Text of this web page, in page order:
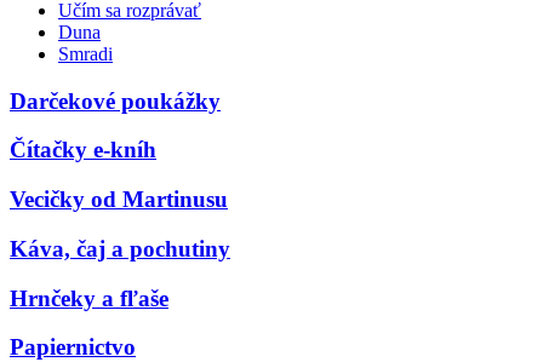
Učím sa rozprávať
Duna
Smradi
Darčekové poukážky
Čítačky e-kníh
Vecičky od Martinusu
Káva, čaj a pochutiny
Hrnčeky a fľaše
Papiernictvo